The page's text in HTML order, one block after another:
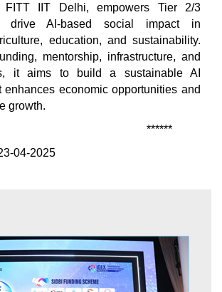
FITT IIT Delhi, empowers Tier 2/3
drive AI-based social impact in
education, and sustainability.
mentorship, infrastructure, and
it aims to build a sustainable AI
enhances economic opportunities and
growth.
04-2025